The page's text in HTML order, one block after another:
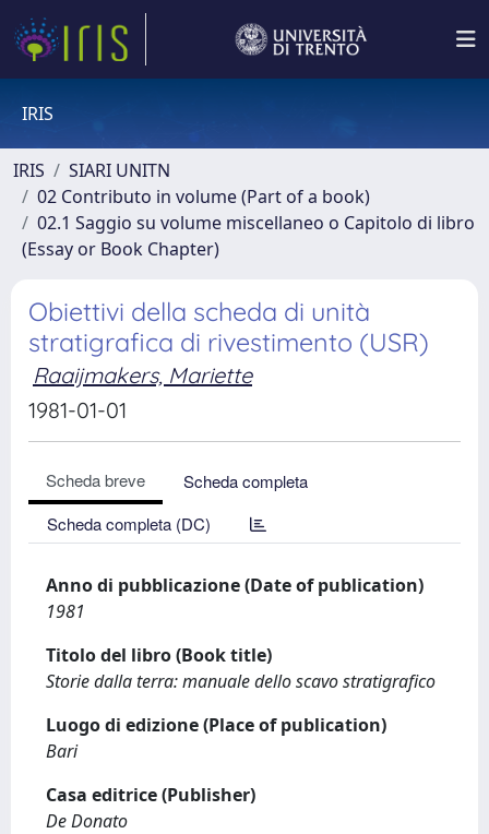
IRIS
IRIS
SIARI UNITN
02 Contributo in volume (Part of a book)
02.1 Saggio su volume miscellaneo o Capitolo di libro
(Essay or Book Chapter)
Obiettivi della scheda di unità
stratigrafica di rivestimento (USR)
Raaijmakers, Mariette
1981-01-01
Scheda breve
Scheda completa
Scheda completa (DC)
Anno di pubblicazione (Date of publication)
1981
Titolo del libro (Book title)
Storie dalla terra: manuale dello scavo stratigrafico
Luogo di edizione (Place of publication)
Bari
Casa editrice (Publisher)
De Donato